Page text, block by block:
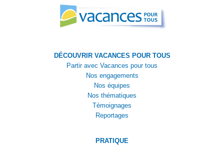
DÉCOUVRIR VACANCES POUR TOUS
Partir avec Vacances pour tous
Nos engagements
Nos équipes
Nos thématiques
Témoignages
Reportages
PRATIQUE